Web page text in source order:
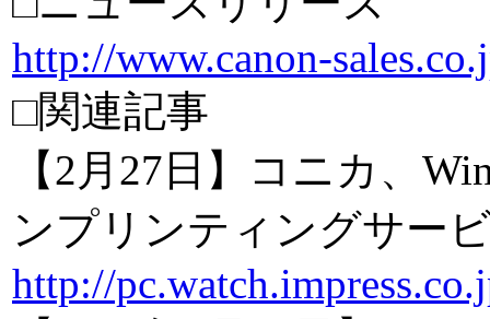
http://www.canon-
□関連記事
【2月27日】コニカ、
ンプリンティングサー
http://